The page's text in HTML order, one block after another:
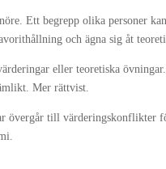
Ett begrepp olika personer
och ägna sig åt
eller teoretiska
Mer rättvist.
övergår till värderingskonflikter